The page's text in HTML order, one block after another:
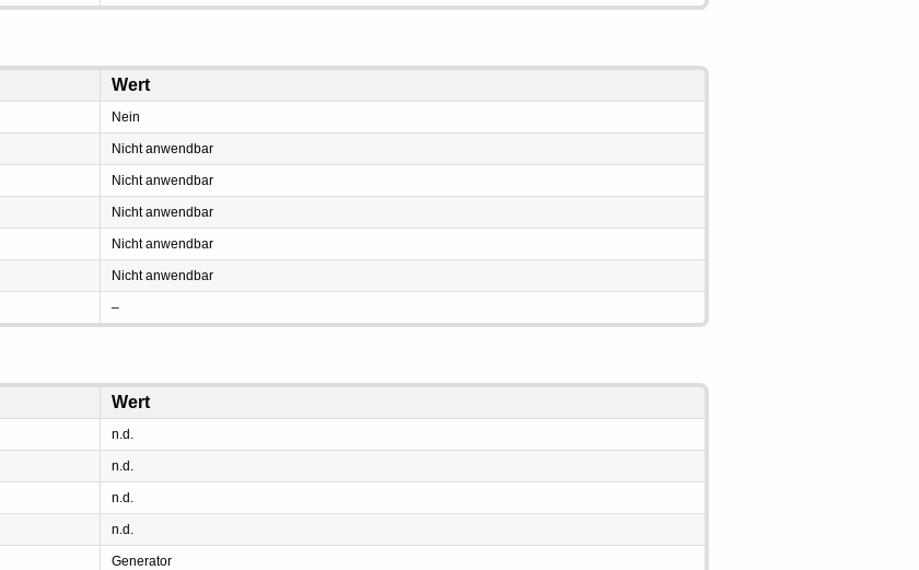
Wert
Nein
Nicht anwendbar
Nicht anwendbar
Nicht anwendbar
Nicht anwendbar
Nicht anwendbar
–
Wert
n.d.
n.d.
n.d.
n.d.
Generator